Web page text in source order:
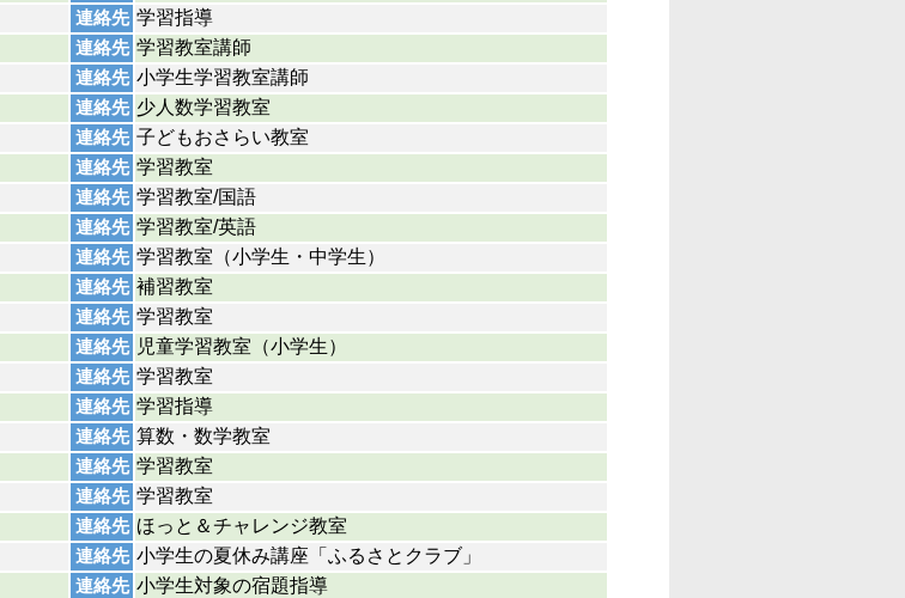
連絡先 学習指導
連絡先 学習教室講師
連絡先 小学生学習教室講師
連絡先 少人数学習教室
連絡先 子どもおさらい教室
連絡先 学習教室
連絡先 学習教室/国語
連絡先 学習教室/英語
連絡先 学習教室（小学生・中学生）
連絡先 補習教室
連絡先 学習教室
連絡先 児童学習教室（小学生）
連絡先 学習教室
連絡先 学習指導
連絡先 算数・数学教室
連絡先 学習教室
連絡先 学習教室
連絡先 ほっと＆チャレンジ教室
連絡先 小学生の夏休み講座「ふるさとクラブ」
連絡先 小学生対象の宿題指導